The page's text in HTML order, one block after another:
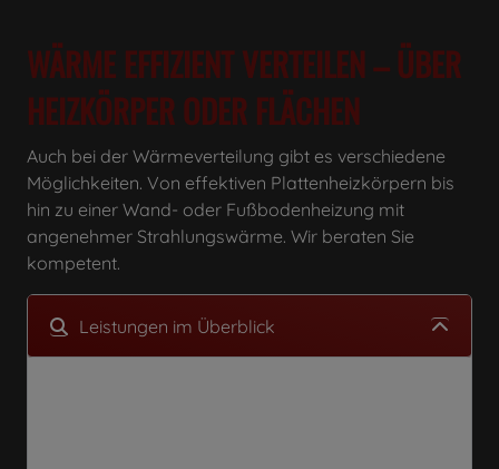
WÄRME EFFIZIENT VERTEILEN – ÜBER
HEIZKÖRPER ODER FLÄCHEN
Auch bei der Wärmeverteilung gibt es verschiedene
Möglichkeiten. Von effektiven Plattenheizkörpern bis
hin zu einer Wand- oder Fußbodenheizung mit
angenehmer Strahlungswärme. Wir beraten Sie
kompetent.
Leistungen im Überblick